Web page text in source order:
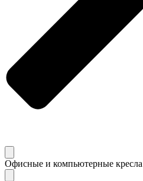
Офисные и компьютерные кресла